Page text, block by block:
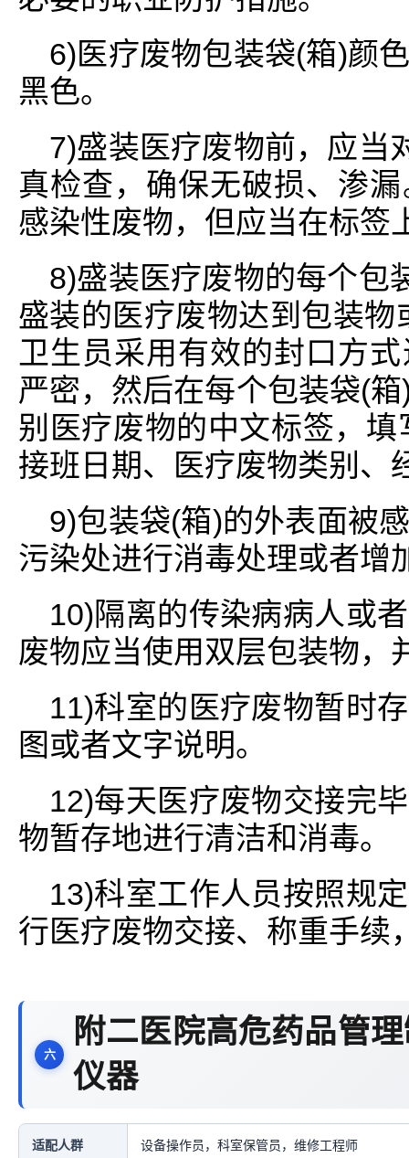
6)医疗废物包装袋(箱)颜
黑色。
7)盛装医疗废物前，应当
真检查，确保无破损、渗
感染性废物，但应当在标签
8)盛装医疗废物的每个包
盛装的医疗废物达到包装
卫生员采用有效的封口方
严密，然后在每个包装袋(
别医疗废物的中文标签，
接班日期、医疗废物类别、
9)包装袋(箱)的外表面被
污染处进行消毒处理或者增
10)隔离的传染病病人或
废物应当使用双层包装物，
11)科室的医疗废物暂时
图或者文字说明。
12)每天医疗废物交接完
物暂存地进行清洁和消毒。
13)科室工作人员按照规
行医疗废物交接、称重手续
附二医院高危药品管
仪器
适配人群 设备操作员，科室保管员，维修工程师